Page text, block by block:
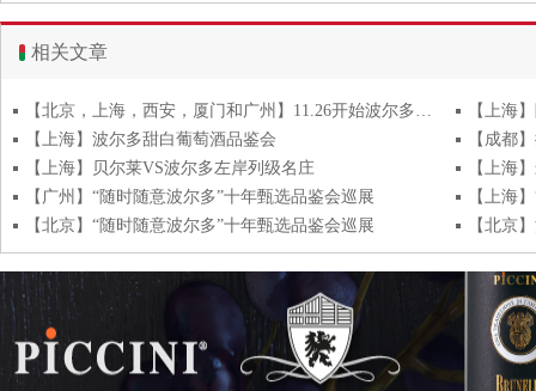
相关文章
【北京，上海，西安，厦门和广州】11.26开始波尔多特级葡萄酒联合会UGCB2012年份品鉴会将陆续登录北京，上海，西安，厦门和广州
【上海
【上海】波尔多甜白葡萄酒品鉴会
【成都
【上海】贝尔莱VS波尔多左岸列级名庄
【上海
【广州】“随时随意波尔多”十年甄选品鉴会巡展
【上海
【北京】“随时随意波尔多”十年甄选品鉴会巡展
【北京